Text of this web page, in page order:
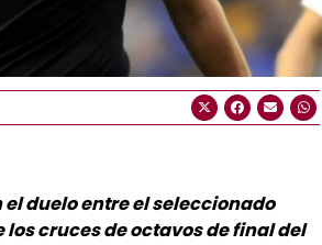
duelo entre el seleccionado
cruces de octavos de final del